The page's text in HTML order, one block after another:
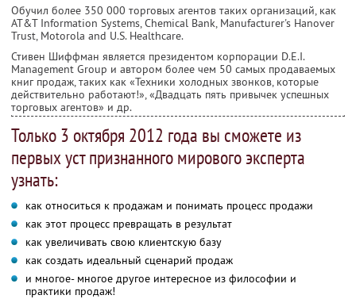
Обучил более 350 000 торговых агентов таких организаций, как
AT&T Information Systems, Chemical Bank, Manufacturer's Hanover
Trust, Motorola and U.S. Healthcare.
Стивен Шиффман является президентом корпорации D.E.I.
Management Group и автором более чем 50 самых продаваемых
книг продаж, таких как «Техники холодных звонков, которые
действительно работают!», «Двадцать пять привычек успешных
торговых агентов» и др.
Только 3 октября 2012 года вы сможете из
первых уст признанного мирового эксперта
узнать:
как относиться к продажам и понимать процесс продажи
как этот процесс превращать в результат
как увеличивать свою клиентскую базу
как создать идеальный сценарий продаж
и многое- многое другое интересное из философии и
практики продаж!